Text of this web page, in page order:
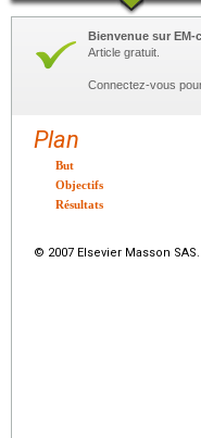
Bienvenue sur
Article gratuit.
Connectez-vous
Plan
But
Objectifs
Résultats
© 2007 Elsevier Masson